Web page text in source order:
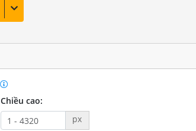
Chiều cao:
px